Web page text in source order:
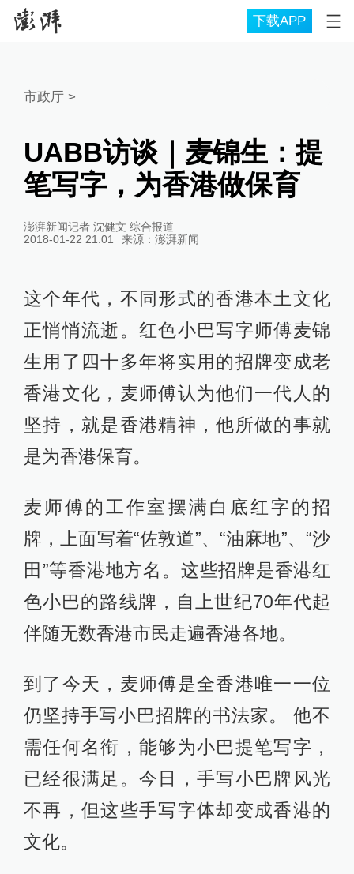
下载APP
市政厅>
UABB访谈｜麦锦生：提
笔写字，为香港做保育
澎湃新闻记者 沈健文 综合报道
2018-01-22 21:01
来源： 澎湃新闻
这个年代，不同形式的香港本土文化
正悄悄流逝。红色小巴写字师傅麦锦
生用了四十多年将实用的招牌变成老
香港文化，麦师傅认为他们一代人的
坚持，就是香港精神，他所做的事就
是为香港保育。
麦师傅的工作室摆满白底红字的招
牌，上面写着“佐敦道”、“油麻地”、“沙
田”等香港地方名。这些招牌是香港红
色小巴的路线牌，自上世纪70年代起
伴随无数香港市民走遍香港各地。
到了今天，麦师傅是全香港唯一一位
仍坚持手写小巴招牌的书法家。 他不
需任何名衔，能够为小巴提笔写字，
已经很满足。今日，手写小巴牌风光
不再，但这些手写字体却变成香港的
文化。